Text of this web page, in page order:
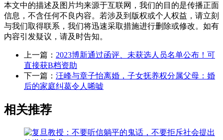
本文中的描述及图片均来源于互联网，我们的目的是传播正面
信息，不含任何不良内容。若涉及到版权或个人权益，请立刻
与我们取得联系，我们将迅速采取措施进行删除或修改。如有
内容引发疑议，请及时告知。
上一篇： 2023博新通过函评、未获选人员名单公布！可
直接获B档资助
下一篇： 汪峰与章子怡离婚，子女抚养权分属父母：婚
后的家庭纠葛令人唏嘘
相关推荐